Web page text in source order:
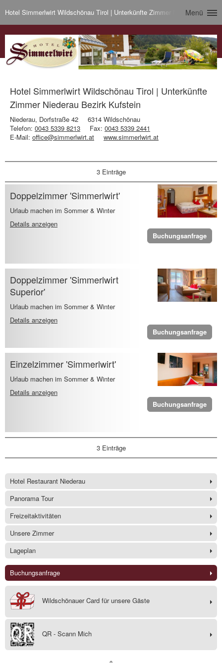
Hotel Simmerlwirt Wildschönau Tirol | Unterkünfte Zimmer Niederau Bezirk
Menü
Hotel Simmerlwirt Wildschönau Tirol | Unterkünfte
Zimmer Niederau Bezirk Kufstein
Niederau, Dorfstraße 42
6314 Wildschönau
Telefon: 0043 5339 8213 Fax: 0043 5339 2441
E-Mail: office@simmerlwirt.at www.simmerlwirt.at
3 Einträge
Doppelzimmer 'Simmerlwirt'
Urlaub machen im Sommer & Winter
Details anzeigen
Buchungsanfrage
Doppelzimmer 'Simmerlwirt
Superior'
Urlaub machen im Sommer & Winter
Details anzeigen
Buchungsanfrage
Einzelzimmer 'Simmerlwirt'
Urlaub machen im Sommer & Winter
Details anzeigen
Buchungsanfrage
3 Einträge
Hotel Restaurant Niederau
Panorama Tour
Freizeitaktivitäten
Unsere Zimmer
Lageplan
Buchungsanfrage
Wildschönauer Card für unsere Gäste
QR - Scann Mich